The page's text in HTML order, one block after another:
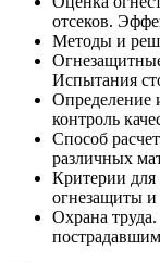
отсеков.
Методы и
Испытания
Определение
контроль
Способ
различных
Критерии для
огнезащиты
Охрана